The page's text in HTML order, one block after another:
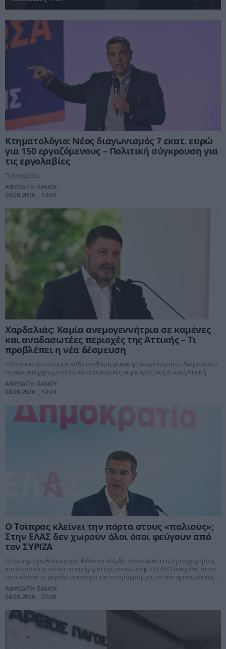
Γραμματέας Πολιτικής Προστασίας Νίκος Παπαευσταθίου.
Κτηματολόγιο: Νέος διαγωνισμός 7 εκατ. ευρώ
για 150 εργαζόμενους – Πολιτική σύγκρουση για
τις εργολαβίες
Τι αναφέρει
ΑΦΡΟΔΙΤΗ ΠΑΝΟΥ
08.08.2026 | 14:45
Χαρδαλιάς: Καμία ανεμογεννήτρια σε καμένες
και αναδασωτέες περιοχές της Αττικής – Τι
προβλέπει η νέα δέσμευση
«Θα προστατεύσουμε κάθε σπιθαμή φυσικής αναγέννησης», διαμηνύει ο
περιφερειάρχης μετά τις καταστροφικές πυρκαγιές στη Δυτική Αττική
ΑΦΡΟΔΙΤΗ ΠΑΝΟΥ
08.08.2026 | 14:24
Ο Τσίπρας κλείνει την πόρτα στους «παλιούς»;
Στην ΕΛΑΣ δεν χωρούν όλοι όσοι φεύγουν από
τον ΣΥΡΙΖΑ
Ο πρώην πρωθυπουργός θέλει να ελέγξει προσωπικά τις προσχωρήσεις
και να προστατεύσει το αφήγημα της ανανέωσης – Η ΔΕΘ αναμένεται να
αποτελέσει το μεγάλο ορόσημο για το πρόγραμμα, τα νέα πρόσωπα και
το πολιτικό προσκλητήριο
ΑΦΡΟΔΙΤΗ ΠΑΝΟΥ
08.08.2026 | 07:00